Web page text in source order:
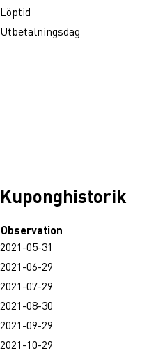
Löptid
Utbetalningsdag
Kuponghistorik
Observation
2021-05-31
2021-06-29
2021-07-29
2021-08-30
2021-09-29
2021-10-29